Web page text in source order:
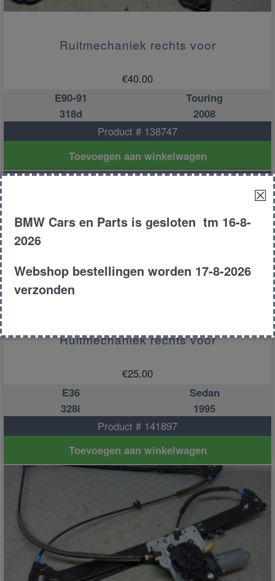
Ruitmechaniek rechts voor
€40.00
E90-91
Touring
318d
2008
Product # 138747
Toevoegen aan winkelwagen
Ruitmechaniek rechts voor
€25.00
E36
Sedan
328i
1995
Product # 141897
Toevoegen aan winkelwagen
☒
BMW Cars en Parts is gesloten tm 16-8-
2026
Webshop bestellingen worden 17-8-2026
verzonden